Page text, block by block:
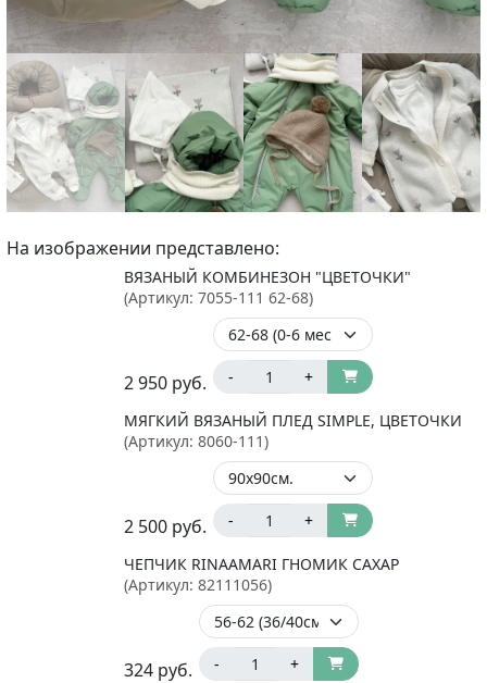
На изображении представлено:
ВЯЗАНЫЙ КОМБИНЕЗОН "ЦВЕТОЧКИ"
(Артикул: 7055-111 62-68)
2 950 руб. - +
МЯГКИЙ ВЯЗАНЫЙ ПЛЕД SIMPLE, ЦВЕТОЧКИ
(Артикул: 8060-111)
2 500 руб. - +
ЧЕПЧИК RINAAMARI ГНОМИК САХАР
(Артикул: 82111056)
324 руб. - +